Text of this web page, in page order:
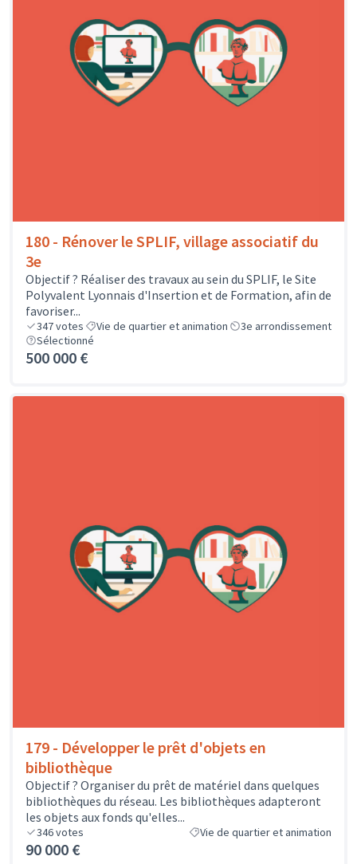
180 - Rénover le SPLIF, village associatif du
3e
Objectif ? Réaliser des travaux au sein du SPLIF, le Site
Polyvalent Lyonnais d'Insertion et de Formation, afin de
favoriser...
347votes Vie de quartier et animation
3e arrondissement
Sélectionné
500 000 €
179 - Développer le prêt d'objets en
bibliothèque
Objectif ? Organiser du prêt de matériel dans quelques
bibliothèques du réseau. Les bibliothèques adapteront
les objets aux fonds qu'elles...
346votes Vie de quartier et animation
90 000 €